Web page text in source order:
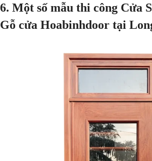
6. Một số mẫu thi công Cửa
Gỗ cửa Hoabinhdoor tại